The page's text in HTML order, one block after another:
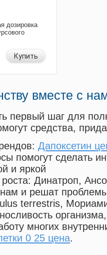
дозировка
Купить
вместе с
первый шаг для
средства,
Дапоксетин
помогут сделать
и яркой
: Динатроп,
и решат
terrestris,
многих
0 25 цена.